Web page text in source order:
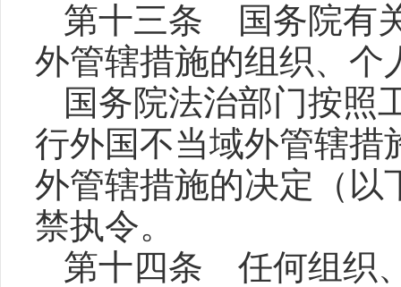
第十三条 国务院有
外管辖措施的组织、个
国务院法治部门按照
行外国不当域外管辖措
外管辖措施的决定（以
禁执令。
第十四条 任何组织